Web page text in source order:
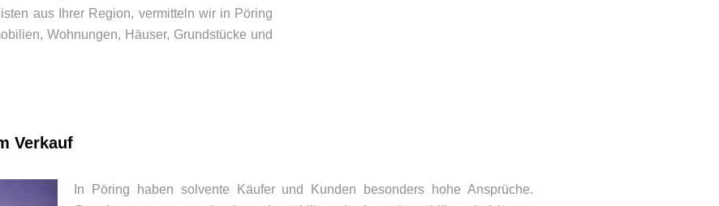
aus Ihrer Region, vermitteln wir in Pöring
Wohnungen, Häuser, Grundstücke und
Verkauf
In Pöring haben solvente Käufer und Kunden besonders hohe Ansprüche.